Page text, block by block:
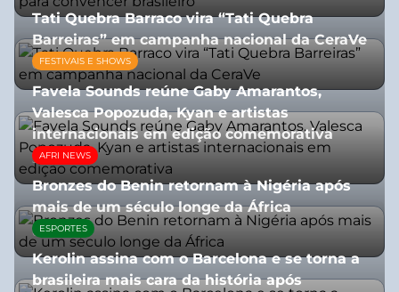
Tati Quebra Barraco vira “Tati Quebra
Barreiras” em campanha nacional da CeraVe
08/07/2026
FESTIVAIS E SHOWS
Favela Sounds reúne Gaby Amarantos,
Valesca Popozuda, Kyan e artistas
internacionais em edição comemorativa
31/07/2026
AFRI NEWS
Bronzes do Benin retornam à Nigéria após
mais de um século longe da África
08/07/2026
ESPORTES
Kerolin assina com o Barcelona e se torna a
brasileira mais cara da história após